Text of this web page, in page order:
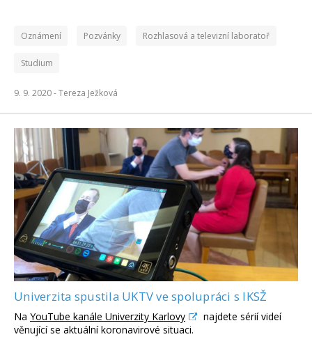
Oznámení Pozvánky Rozhlasová a televizní laboratoř
Studium
9. 9. 2020 -Tereza Ježková
Univerzita spustila UKTV ve spolupráci s IKSŽ
Na YouTube kanále Univerzity Karlovy
najdete sérií videí
věnující se aktuální koronavirové situaci.